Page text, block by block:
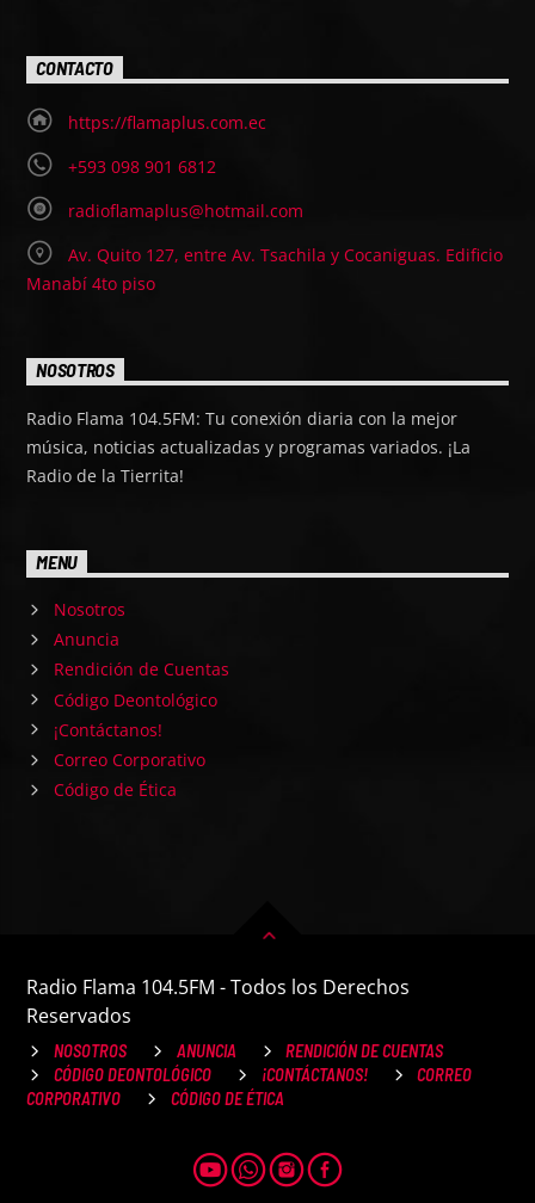
CONTACTO
https://flamaplus.com.ec
+593 098 901 6812
radioflamaplus@hotmail.com
Av. Quito 127, entre Av. Tsachila y Cocaniguas. Edificio
Manabí 4to piso
NOSOTROS
Radio Flama 104.5FM: Tu conexión diaria con la mejor
música, noticias actualizadas y programas variados. ¡La
Radio de la Tierrita!
MENU
Nosotros
Anuncia
Rendición de Cuentas
Código Deontológico
¡Contáctanos!
Correo Corporativo
Código de Ética
Radio Flama 104.5FM - Todos los Derechos
Reservados
NOSOTROS ANUNCIA
RENDICIÓN DE CUENTAS
CÓDIGO DEONTOLÓGICO
¡CONTÁCTANOS!
CORREO
CORPORATIVO
CÓDIGO DE ÉTICA